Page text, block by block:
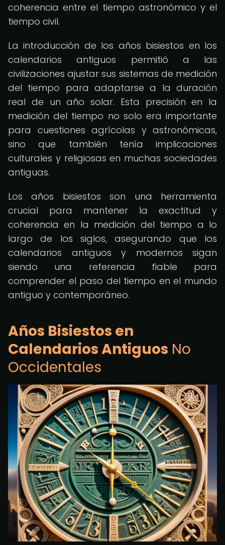
coherencia entre el tiempo astronómico y el
tiempo civil.
La introducción de los años bisiestos en los
calendarios antiguos permitió a las
civilizaciones ajustar sus sistemas de medición
del tiempo para adaptarse a la duración
real de un año solar. Esta precisión en la
medición del tiempo no solo era importante
para cuestiones agrícolas y astronómicas,
sino que también tenía implicaciones
culturales y religiosas en muchas sociedades
antiguas.
Los años bisiestos son una herramienta
crucial para mantener la exactitud y
coherencia en la medición del tiempo a lo
largo de los siglos, asegurando que los
calendarios antiguos y modernos sigan
siendo una referencia fiable para
comprender el paso del tiempo en el mundo
antiguo y contemporáneo.
Años Bisiestos en
Calendarios Antiguos No
Occidentales